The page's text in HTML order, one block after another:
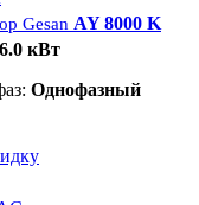
Gesan AY 8000 K
6.0 кВт
Однофазный